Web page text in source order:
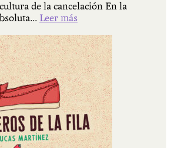
de la cancelación En la
Leer más